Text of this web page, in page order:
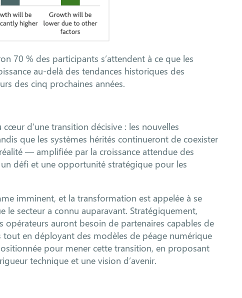
70 % des participants s’attendent à ce que les
au-delà des tendances historiques des
des cinq prochaines années.
d’une transition décisive : les nouvelles
que les systèmes hérités continueront de coexister
— amplifiée par la croissance attendue des
défi et une opportunité stratégique pour les
imminent, et la transformation est appelée à se
secteur a connu auparavant. Stratégiquement,
opérateurs auront besoin de partenaires capables de
en déployant des modèles de péage numérique
pour mener cette transition, en proposant
technique et une vision d’avenir.